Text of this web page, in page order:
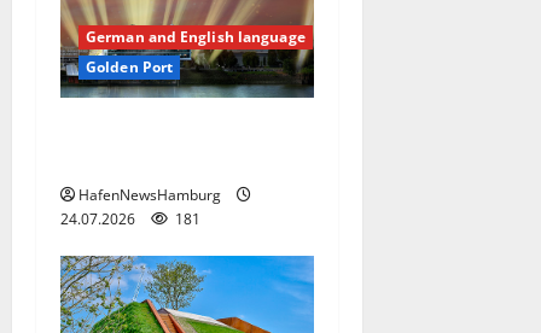
German and English language
Golden Port
HafenNewsHamburg
24.07.2026
181